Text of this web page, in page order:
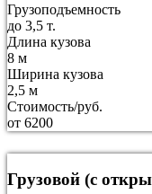
Грузоподъемность
до 3,5 т.
Длина кузова
8 м
Ширина кузова
2,5 м
Стоимость/руб.
от 6200
Грузовой (с